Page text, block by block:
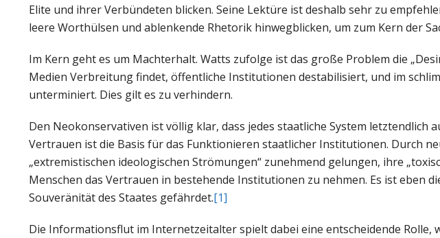
Elite und ihrer Verbündeten blicken. Seine Lektüre ist deshalb sehr zu
leere Worthülsen und ablenkende Rhetorik hinwegblicken, um zum Kern der
Im Kern geht es um Machterhalt. Watts zufolge ist das große Problem die
Medien Verbreitung findet, öffentliche Institutionen destabilisiert, und im
unterminiert. Dies gilt es zu verhindern.
Den Neokonservativen ist völlig klar, dass jedes staatliche System letztendlich
Vertrauen ist die Basis für das Funktionieren staatlicher Institutionen. Durch
„extremistischen ideologischen Strömungen“ zunehmend gelungen, ihre
Menschen das Vertrauen in bestehende Institutionen zu nehmen. Es ist eben
Souveränität des Staates gefährdet.[1]
Die Informationsflut im Internetzeitalter spielt dabei eine entscheidende Rolle,